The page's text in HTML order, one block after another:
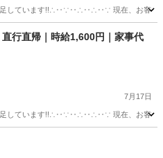
います!!∴‥∵‥∴‥∴‥∵ 現在、お客様から多
スタッフ
行直帰｜時給1,600円｜家事代
7月17日
います!!∴‥∵‥∴‥∴‥∵ 現在、お客様から多